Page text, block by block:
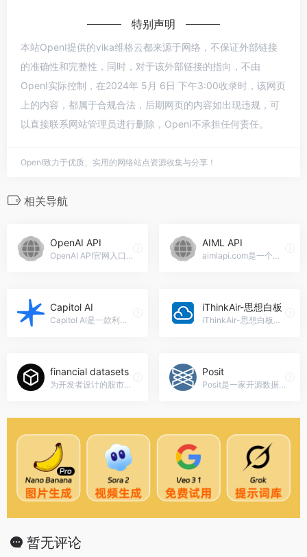
特别声明
本站OpenI提供的vika维格云都来源于网络，不保证外部链接
的准确性和完整性，同时，对于该外部链接的指向，不由
OpenI实际控制，在2024年 5月 6日 下午3:00收录时，该网页
上的内容，都属于合规合法，后期网页的内容如出现违规，可
以直接联系网站管理员进行删除，OpenI不承担任何责任。
OpenI致力于优质、实用的网络站点资源收集与分享！
相关导航
OpenAI API
OpenAI API官网入口网址
AIML API
aimlapi.com是一个集成了100多个人工智能模型的API平台，通过一条API接口即可访问这些模型。它提供了最高的可访问性和低延迟，可以节省80%的成本，并且只需一行代码即可从OpenAI切换过来。，AIML API官网入口网址
Capitol AI
Capitol AI是一款利用人工智能技术增强和激发创造力的工具，能够为用户提供个性化建议，生成创新的想法，并优化创作成果。，Capitol AI官网入口网址
iThinkAir-思想白板
iThinkAir-思想白板是一款面向思考者的一体化AI工具，集成了思想白板、AI PPT、AI思维导图、AI指令集和AI数据库等多种功能
financial datasets
为开发者设计的股市API
Posit
Posit是一家开源数据科学公司，提供一系列开源工具和解决方案，帮助个人、团队和企业在数据科学领域取得成功。，Posit官网入口网址
暂无评论